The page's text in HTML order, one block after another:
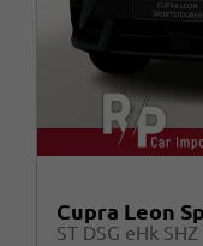
Cupra Leon
ST DSG eHk